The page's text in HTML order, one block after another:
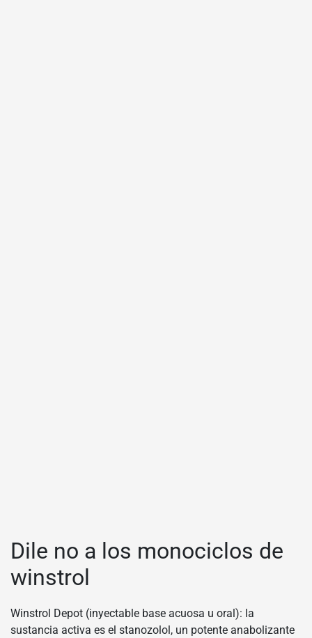
Dile no a los monociclos de
winstrol
Winstrol Depot (inyectable base acuosa u oral): la
sustancia activa es el stanozolol, un potente anabolizante